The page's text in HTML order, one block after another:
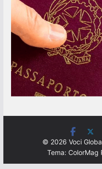
© 2026 Voci
Tema: ColorMag